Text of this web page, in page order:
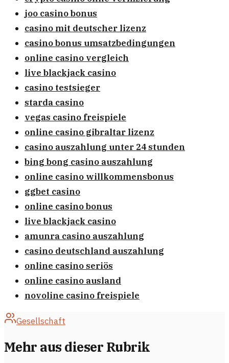
joo casino bonus
casino mit deutscher lizenz
casino bonus umsatzbedingungen
online casino vergleich
live blackjack casino
casino testsieger
starda casino
vegas casino freispiele
online casino gibraltar lizenz
casino auszahlung unter 24 stunden
bing bong casino auszahlung
online casino willkommensbonus
ggbet casino
online casino bonus
live blackjack casino
amunra casino auszahlung
casino deutschland auszahlung
online casino seriös
online casino ausland
novoline casino freispiele
Gesellschaft
Mehr aus dieser Rubrik